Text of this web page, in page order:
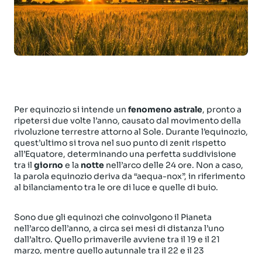
Per equinozio si intende un fenomeno astrale, pronto a
ripetersi due volte l’anno, causato dal movimento della
rivoluzione terrestre attorno al Sole. Durante l’equinozio,
quest’ultimo si trova nel suo punto di zenit rispetto
all’Equatore, determinando una perfetta suddivisione
tra il giorno e la notte nell’arco delle 24 ore. Non a caso,
la parola equinozio deriva da “aequa-nox”, in riferimento
al bilanciamento tra le ore di luce e quelle di buio.
Sono due gli equinozi che coinvolgono il Pianeta
nell’arco dell’anno, a circa sei mesi di distanza l’uno
dall’altro. Quello primaverile avviene tra il 19 e il 21
marzo, mentre quello autunnale tra il 22 e il 23